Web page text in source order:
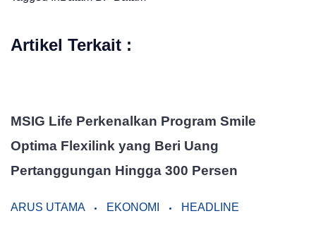
Artikel Terkait :
MSIG Life Perkenalkan Program Smile
Optima Flexilink yang Beri Uang
Pertanggungan Hingga 300 Persen
ARUS UTAMA EKONOMI HEADLINE